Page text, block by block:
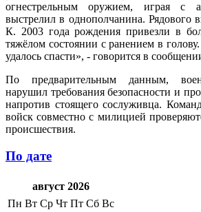
огнестрельным оружием, играя с
выстрелил в однополчанина. Рядового
К. 2003 года рождения привезли в
тяжёлом состоянии с ранением в
удалось спасти», - говорится в
По предварительным данным,
нарушил требования безопасности и
напротив стоящего сослуживца.
войск совместно с милицией
происшествия.
По дате
август 2026
Пн Вт Ср Чт Пт Сб Вс